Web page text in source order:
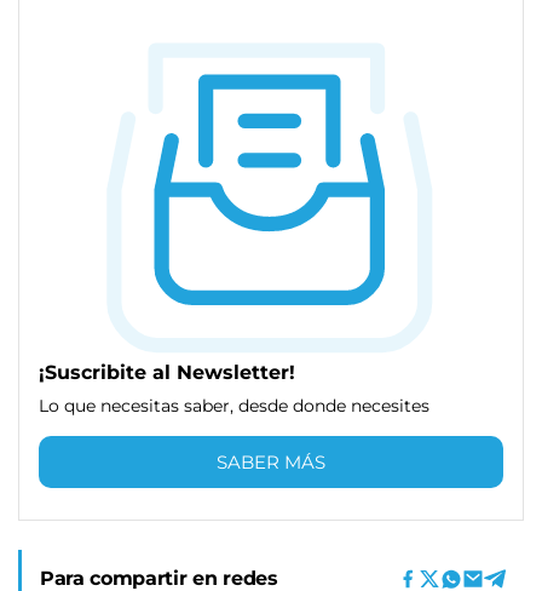
¡Suscribite al Newsletter!
Lo que necesitas saber, desde donde necesites
SABER MÁS
Para compartir en redes